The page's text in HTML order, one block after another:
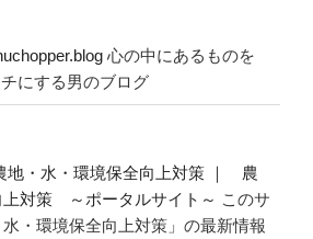
心の中にあるものを
にする男のブログ
地・水・環境保全向上対策 ｜ 農
上対策 ～ポータルサイト～ このサ
・環境保全向上対策」の最新情報